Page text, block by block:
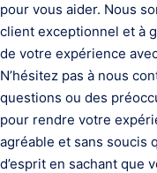
pour vous aider. Nous
client exceptionnel et à
de votre expérience
N’hésitez pas à nous
questions ou des
pour rendre votre
agréable et sans soucis
d’esprit en sachant que